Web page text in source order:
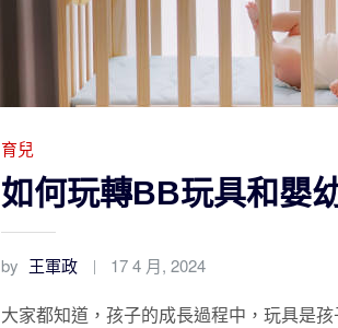
育兒
如何玩轉BB玩具和嬰
by 王軍政 17 4 月, 2024
大家都知道，孩子的成長過程中，玩具是